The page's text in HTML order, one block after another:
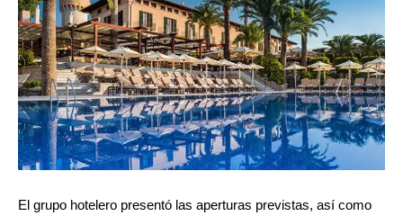
El grupo hotelero presentó las aperturas previstas, así como